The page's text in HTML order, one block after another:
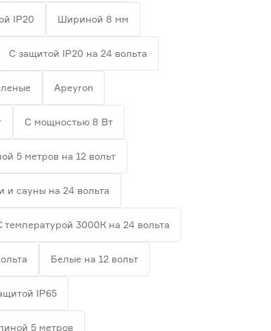
IP20 Шириной 8 мм
С защитой IP20 на 24 вольта
Apeyron
С мощностью 8 Вт
5 метров на 12 вольт
и сауны на 24 вольта
температурой 3000К на 24 вольта
Белые на 12 вольт
IP65
5 метров